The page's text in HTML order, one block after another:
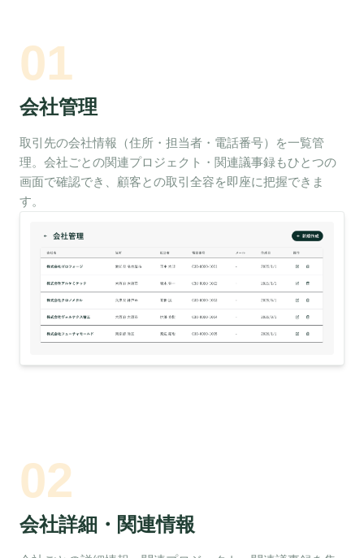
01
会社管理
取引先の会社情報（住所・担当者・電話番号）を一覧管
理。会社ごとの関連プロジェクト・関連議事録もひとつの
画面で確認でき、顧客との取引全容を即座に把握できま
す。
02
会社詳細・関連情報